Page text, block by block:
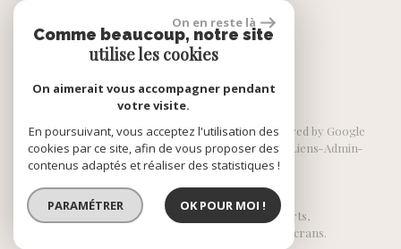
réalisé par
© 2026 | Tous droits réservés | Traduction powered by Google
Plan du site Mentions légales Nos honoraires Liens Admin
Politique RGPD
Site internet compatible multi-supports,
un seul site adaptable à tous les types d'écrans.
On en reste là
Comme beaucoup, notre site
utilise les cookies
On aimerait vous accompagner pendant
votre visite.
En poursuivant, vous acceptez l'utilisation des
cookies par ce site, afin de vous proposer des
contenus adaptés et réaliser des statistiques !
PARAMÉTRER OK POUR MOI !